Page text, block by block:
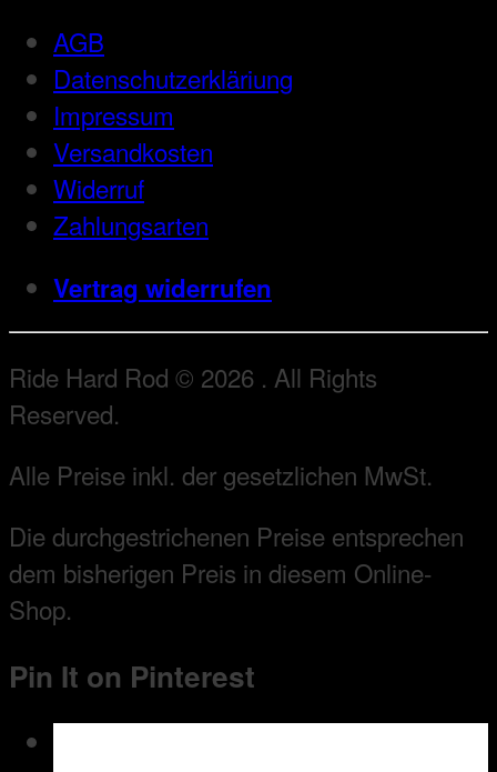
AGB
Datenschutzerkläriung
Impressum
Versandkosten
Widerruf
Zahlungsarten
Vertrag widerrufen
Ride Hard Rod © 2026 . All Rights
Reserved.
Alle Preise inkl. der gesetzlichen MwSt.
Die durchgestrichenen Preise entsprechen
dem bisherigen Preis in diesem Online-
Shop.
Pin It on Pinterest